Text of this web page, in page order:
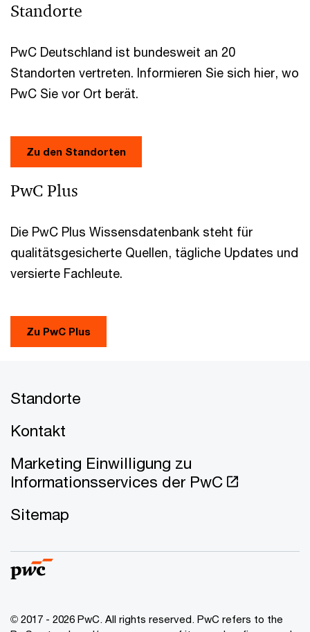
Standorte
PwC Deutschland ist bundesweit an 20
Standorten vertreten. Informieren Sie sich hier, wo
PwC Sie vor Ort berät.
Zu den Standorten
PwC Plus
Die PwC Plus Wissensdatenbank steht für
qualitätsgesicherte Quellen, tägliche Updates und
versierte Fachleute.
Zu PwC Plus
Standorte
Kontakt
Marketing Einwilligung zu
Informationsservices der PwC
Sitemap
© 2017 - 2026 PwC. All rights reserved. PwC refers to the